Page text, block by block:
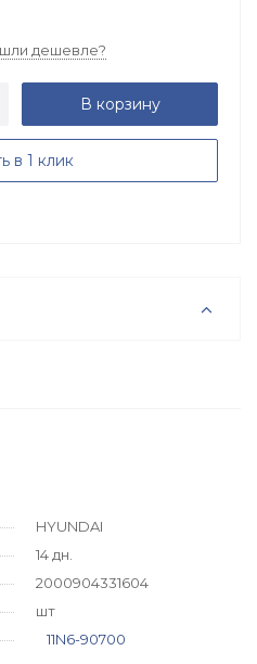
дешевле?
В корзину
в 1 клик
HYUNDAI
14 дн.
2000904331604
шт
11N6-90700